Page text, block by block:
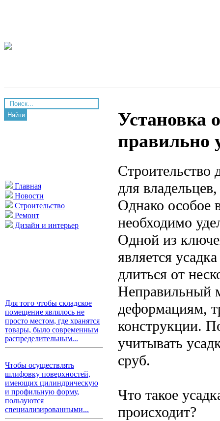
Найти
Главная
Новости
Строительство
Ремонт
Дизайн и интерьер
Для того чтобы складское
помещение являлось не
просто местом, где хранятся
товары, было современным
распределительным...
Чтобы осуществлять
шлифовку поверхностей,
имеющих цилиндрическую
и профильную форму,
пользуются
специализированными...
Установка
правильно
Строительство
для
Однако особое
необходимо
Одной из
является
длиться от
Неправильный
деформациям,
конструкции.
учитывать
сруб.
Что такое
происходит?